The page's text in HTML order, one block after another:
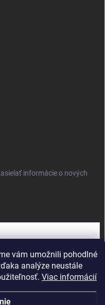
vám umožnili pohodlné
analýze neustále
Viac informácií
informácie o nových
ochrany osobných údajov